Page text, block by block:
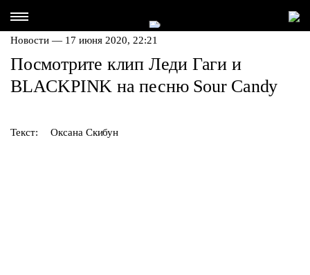
Новости — 17 июня 2020, 22:21
Посмотрите клип Леди Гаги и
BLACKPINK на песню Sour Candy
Текст: Оксана Скибун